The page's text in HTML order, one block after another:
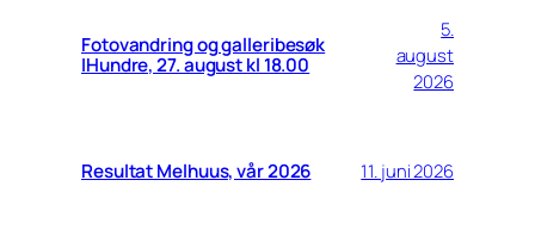
Fotovandring og galleribesøk
IHundre, 27. august kl 18.00
5.
august
2026
Resultat Melhuus, vår 2026 11. juni 2026